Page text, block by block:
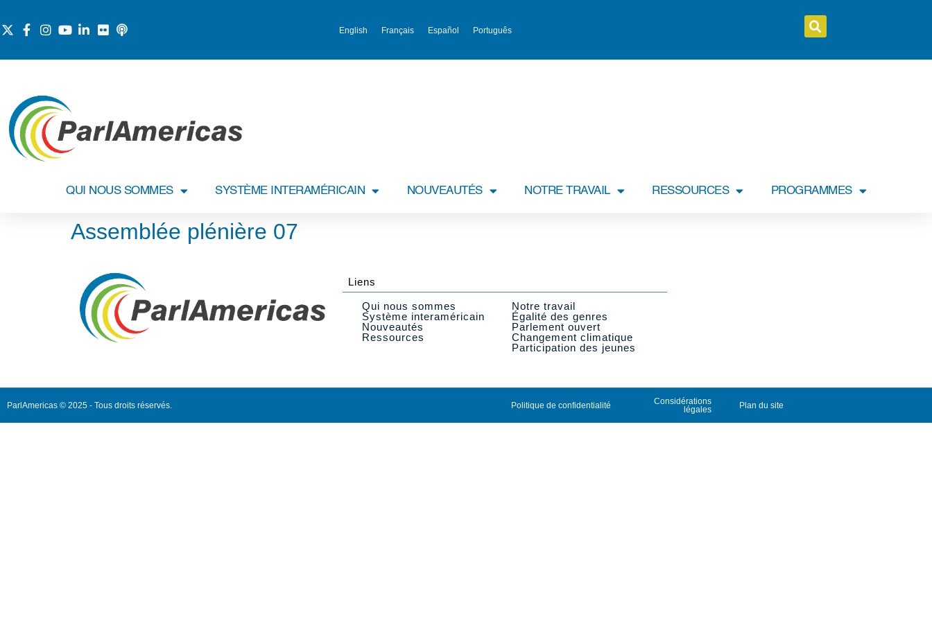
English Français Español Português
QUI NOUS SOMMES SYSTÈME INTERAMÉRICAIN NOUVEAUTÉS NOTRE TRAVAIL RESSOURCES PROGRAMMES
Assemblée plénière 07
Liens
Qui nous sommes
Système interaméricain
Nouveautés
Ressources
Notre travail
Égalité des genres
Parlement ouvert
Changement climatique
Participation des jeunes
ParlAmericas © 2025 - Tous droits réservés. Politique de confidentialité
Considérations
légales
Plan du site